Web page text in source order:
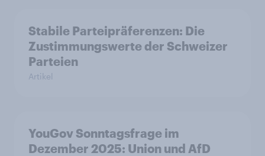
Stabile Parteipräferenzen: Die
Zustimmungswerte der Schweizer
Parteien
Artikel
YouGov Sonntagsfrage im
Dezember 2025: Union und AfD